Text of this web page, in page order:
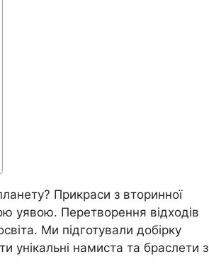
Прикраси з вторинної
уявою. Перетворення відходів
Ми підготували добірку
унікальні намиста та браслети з